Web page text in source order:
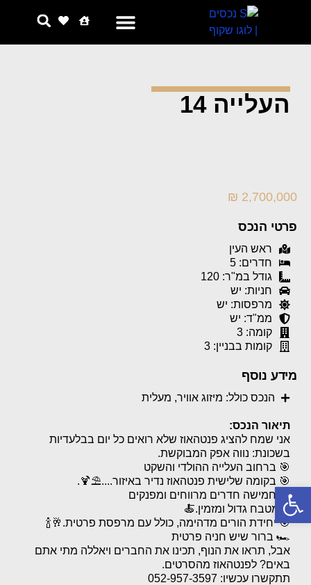
פתח סרגל נגישות
העלייה 14
2,700,000 ₪
פרטי הנכס
ראש העין
חדרים: 5
גודל במ"ר: 120
חניות: יש
מרפסות: יש
ממ"ד: יש
קומה: 3
קומות בבניין: 3
מידע נוסף
הנכס כולל: מיזוג אוויר, מעלית
תיאור הנכס:
אני שמח להציג פנטהאוז שלא רואים כל יום בבלעדיות
בשכונת: נווה אפק המבוקשת.
🎯 ברחוב העלייה ההולדי והשקט
🎯 בקומה שלישית פנטהאוז נדיר באיזור....⛱🍹.
🎯 חמישה חדרים מרווחים ומפנקים
🎯מטבח גדול ומזמין.🍝
🎯 יחידת הורים מדהימה, כולל עם מרפסת פרטית.🥂🍾
🏎 ברור שיש חניה פרטית
אבל, תראו את הנוף, תכינו את החברים ויאללה מתי אתם
באים? לפנטהאוז מהסרטים.
תתקשרו עכשיו: 052-957-3597